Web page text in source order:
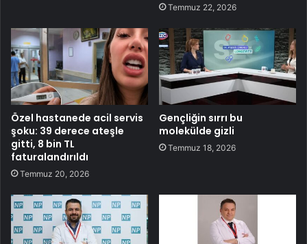
Temmuz 22, 2026
Özel hastanede acil servis
şoku: 39 derece ateşle
gitti, 8 bin TL
faturalandırıldı
Temmuz 20, 2026
Gençliğin sırrı bu
molekülde gizli
Temmuz 18, 2026